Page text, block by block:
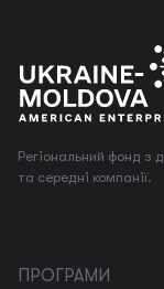
Регіональний фонд з
та середні компанії.
ПРОГРАМИ